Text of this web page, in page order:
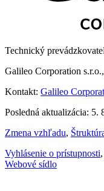
Technický
Galileo Corporation
Kontakt: Galileo
Posledná aktualizácia: 5.
Zmena vzhľadu,
Vyhlásenie o prístupnosti,
Webové sídlo